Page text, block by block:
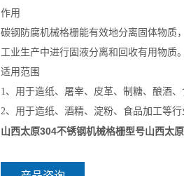
作用
碳钢防腐机械格栅能有效地分离固体物质
工业生产中进行固液分离和回收有用物质
适用范围
1、用于造纸、屠宰、皮革、制糖、酿酒
2、用于造纸、酒精、淀粉、食品加工等
山西太原304不锈钢机械格栅型号山西太